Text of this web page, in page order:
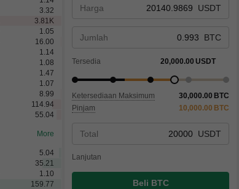
3.32
3.81 K
1.05
16.00
1.14
1.08
1.47
1.07
8.99
114.94
55.04
More
5.04
35.21
1.10
159.77
Harga USDT
Jumlah BTC
Tersedia 20,000.00 USDT
Ketersediaan Maksimum 30,000.00 BTC
Pinjam
10,000.00 BTC
Total USDT
Lanjutan
Beli BTC